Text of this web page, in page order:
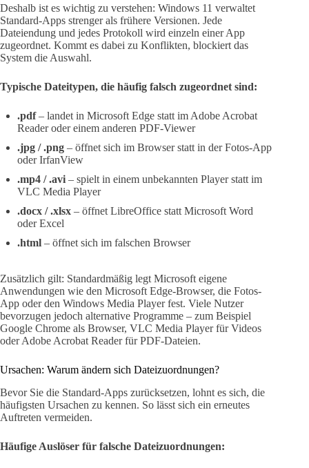
Deshalb ist es wichtig zu verstehen: Windows 11 verwaltet
Standard-Apps strenger als frühere Versionen. Jede
Dateiendung und jedes Protokoll wird einzeln einer App
zugeordnet. Kommt es dabei zu Konflikten, blockiert das
System die Auswahl.
Typische Dateitypen, die häufig falsch zugeordnet sind:
.pdf– landet in Microsoft Edge statt im Adobe Acrobat
Reader oder einem anderen PDF-Viewer
.jpg / .png – öffnet sich im Browser statt in der Fotos-App
oder IrfanView
.mp4 / .avi – spielt in einem unbekannten Player statt im
VLC Media Player
.docx / .xlsx – öffnet LibreOffice statt Microsoft Word
oder Excel
.html – öffnet sich im falschen Browser
Zusätzlich gilt: Standardmäßig legt Microsoft eigene
Anwendungen wie den Microsoft Edge-Browser, die Fotos-
App oder den Windows Media Player fest. Viele Nutzer
bevorzugen jedoch alternative Programme – zum Beispiel
Google Chrome als Browser, VLC Media Player für Videos
oder Adobe Acrobat Reader für PDF-Dateien.
Ursachen: Warum ändern sich Dateizuordnungen?
Bevor Sie die Standard-Apps zurücksetzen, lohnt es sich, die
häufigsten Ursachen zu kennen. So lässt sich ein erneutes
Auftreten vermeiden.
Häufige Auslöser für falsche Dateizuordnungen: